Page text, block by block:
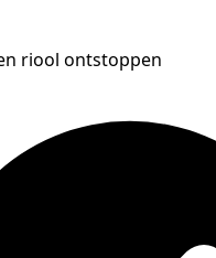
riool ontstoppen